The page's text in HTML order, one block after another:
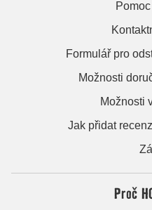
Formulář pro
Možnosti
Možnosti
Jak přidat
Proč